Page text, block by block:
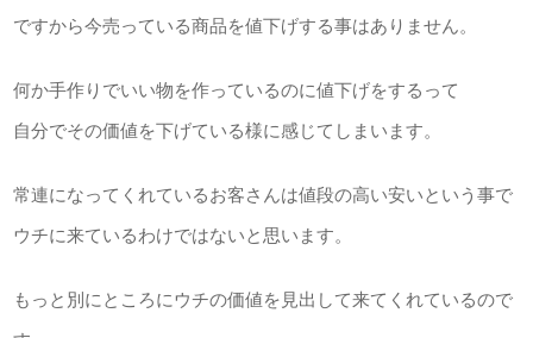
ですから今売っている商品を値下げする事はありません。
何か手作りでいい物を作っているのに値下げをするって
自分でその価値を下げている様に感じてしまいます。
常連になってくれているお客さんは値段の高い安いという事で
ウチに来ているわけではないと思います。
もっと別にところにウチの価値を見出して来てくれているので